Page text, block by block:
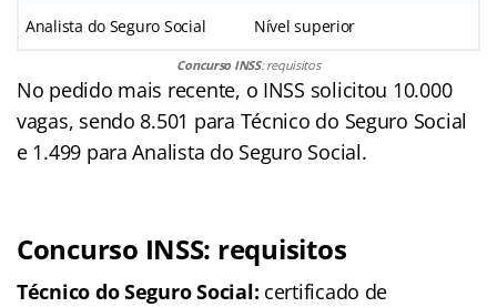
Analista do Seguro Social Nível superior
Concurso INSS: requisitos
No pedido mais recente, o INSS solicitou 10.000
vagas, sendo 8.501 para Técnico do Seguro Social
e 1.499 para Analista do Seguro Social.
Concurso INSS: requisitos
Técnico do Seguro Social: certificado de